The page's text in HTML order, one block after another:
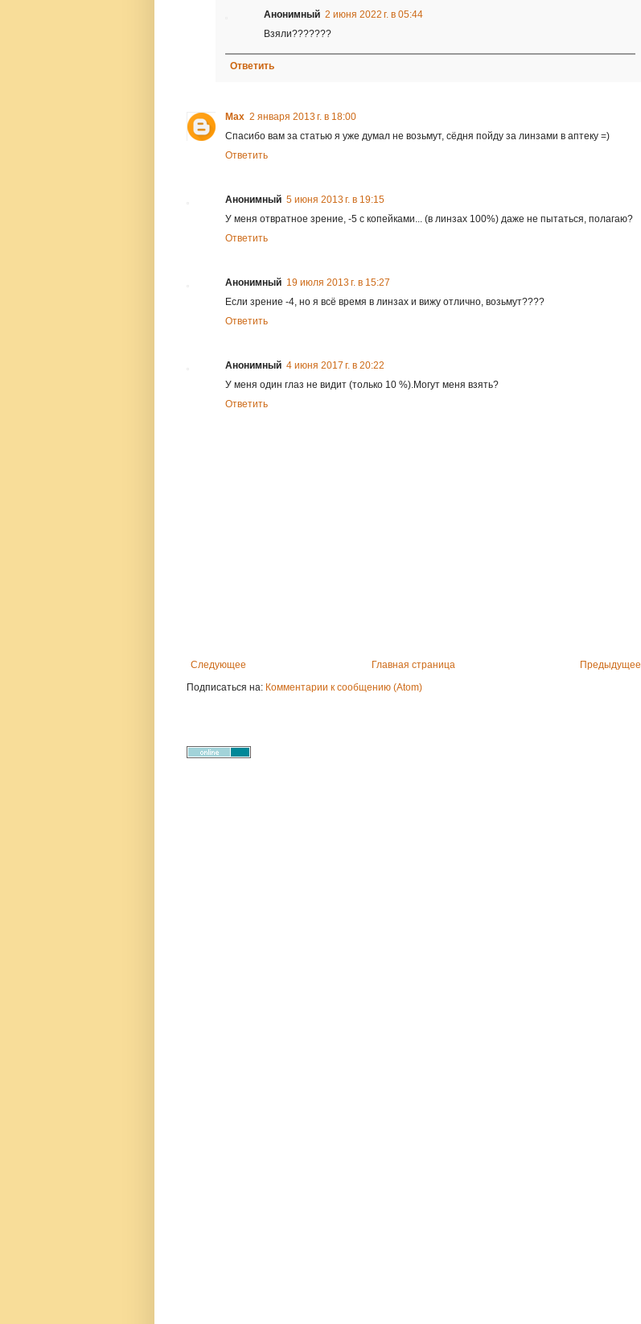
Анонимный 2 июня 2022 г. в 05:44
Взяли???????
Ответить
Max 2 января 2013 г. в 18:00
Спасибо вам за статью я уже думал не возьмут, сёдня пойду за линзами в аптеку =)
Ответить
Анонимный 5 июня 2013 г. в 19:15
У меня отвратное зрение, -5 с копейками... (в линзах 100%) даже не пытаться, полагаю?
Ответить
Анонимный 19 июля 2013 г. в 15:27
Если зрение -4, но я всё время в линзах и вижу отлично, возьмут????
Ответить
Анонимный 4 июня 2017 г. в 20:22
У меня один глаз не видит (только 10 %).Могут меня взять?
Ответить
Следующее Предыдущее
Главная страница
Подписаться на: Комментарии к сообщению (Atom)